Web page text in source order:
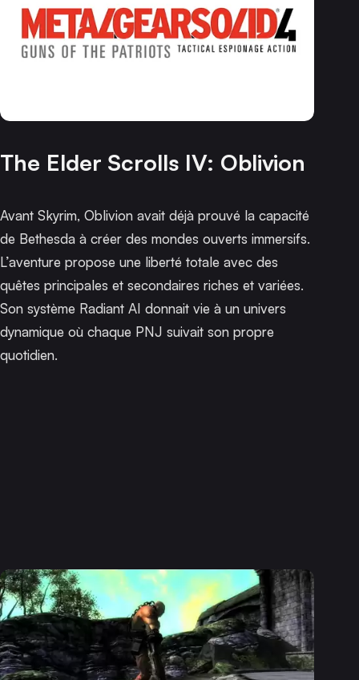
The Elder Scrolls IV: Oblivion
Avant Skyrim, Oblivion avait déjà prouvé la capacité
de Bethesda à créer des mondes ouverts immersifs.
L’aventure propose une liberté totale avec des
quêtes principales et secondaires riches et variées.
Son système Radiant AI donnait vie à un univers
dynamique où chaque PNJ suivait son propre
quotidien.